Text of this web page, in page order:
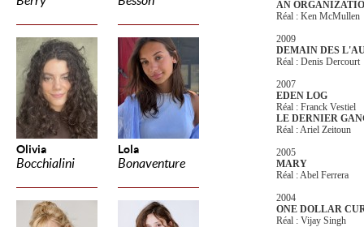
Olivia
Bocchialini
Lola
Bonaventure
AN
Réal : Ken McMullen
2009
DEMAIN DES
Réal : Denis Dercourt
2007
EDEN LOG
Réal : Franck Vestiel
LE DERNIER
Réal : Ariel Zeitoun
2005
MARY
Réal : Abel Ferrera
2004
ONE DOLLAR
Réal : Vijay Singh